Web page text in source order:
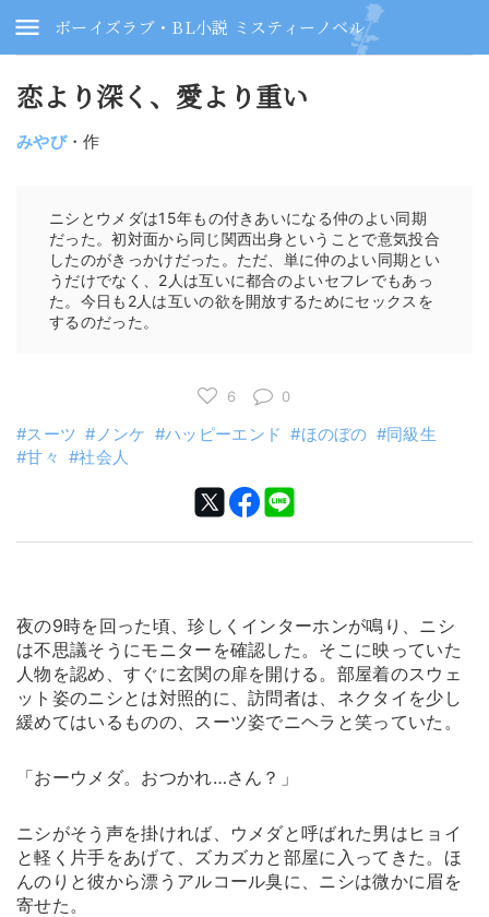
ボーイズラブ・BL小説 ミスティーノベル
恋より深く、愛より重い
みやび・作
ニシとウメダは15年もの付きあいになる仲のよい同期
だった。初対面から同じ関西出身ということで意気投合
したのがきっかけだった。ただ、単に仲のよい同期とい
うだけでなく、2人は互いに都合のよいセフレでもあっ
た。今日も2人は互いの欲を開放するためにセックスを
するのだった。
6 0
スーツ ノンケ ハッピーエンド ほのぼの
同級生
甘々
社会人
夜の9時を回った頃、珍しくインターホンが鳴り、ニシ
は不思議そうにモニターを確認した。そこに映っていた
人物を認め、すぐに玄関の扉を開ける。部屋着のスウェ
ット姿のニシとは対照的に、訪問者は、ネクタイを少し
緩めてはいるものの、スーツ姿でニヘラと笑っていた。
「おーウメダ。おつかれ…さん？」
ニシがそう声を掛ければ、ウメダと呼ばれた男はヒョイ
と軽く片手をあげて、ズカズカと部屋に入ってきた。ほ
んのりと彼から漂うアルコール臭に、ニシは微かに眉を
寄せた。